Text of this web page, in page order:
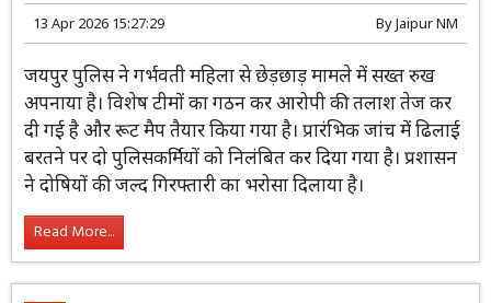
13 Apr 2026 15:27:29 ByJaipur NM
जयपुर पुलिस ने गर्भवती महिला से छेड़छाड़ मामले में सख्त रुख
अपनाया है। विशेष टीमों का गठन कर आरोपी की तलाश तेज कर
दी गई है और रूट मैप तैयार किया गया है। प्रारंभिक जांच में ढिलाई
बरतने पर दो पुलिसकर्मियों को निलंबित कर दिया गया है। प्रशासन
ने दोषियों की जल्द गिरफ्तारी का भरोसा दिलाया है।
Read More...